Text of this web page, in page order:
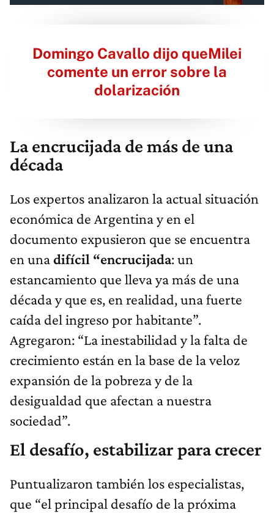
Domingo Cavallo dijo queMilei
comente un error sobre la
dolarización
La encrucijada de más de una
década
Los expertos analizaron la actual situación
económica de Argentina y en el
documento expusieron que se encuentra
en unadifícil “encrucijada: un
estancamiento que lleva ya más de una
década y que es, en realidad, una fuerte
caída del ingreso por habitante”.
Agregaron: “La inestabilidad y la falta de
crecimiento están en la base de la veloz
expansión de la pobreza y de la
desigualdad que afectan a nuestra
sociedad”.
El desafío, estabilizar para crecer
Puntualizaron también los especialistas,
que “el principal desafío de la próxima